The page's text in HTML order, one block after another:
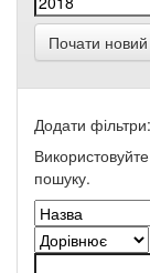
Почати
Додати фільтри:
пошуку.